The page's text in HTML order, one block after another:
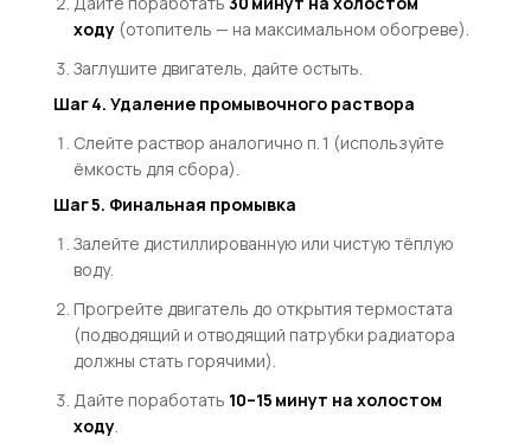
ходу(отопитель — на максимальном обогреве).
Заглушите двигатель, дайте остыть.
Шаг 4. Удаление промывочного раствора
Слейте раствор аналогично п. 1 (используйте
ёмкость для сбора).
Шаг 5. Финальная промывка
Залейте дистиллированную или чистую тёплую
воду.
Прогрейте двигатель до открытия термостата
(подводящий и отводящий патрубки радиатора
должны стать горячими).
Дайте поработать 10–15 минут на холостом
ходу.